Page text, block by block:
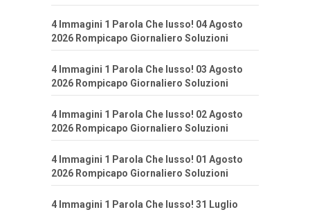
4 Immagini 1 Parola Che lusso! 04 Agosto
2026 Rompicapo Giornaliero Soluzioni
4 Immagini 1 Parola Che lusso! 03 Agosto
2026 Rompicapo Giornaliero Soluzioni
4 Immagini 1 Parola Che lusso! 02 Agosto
2026 Rompicapo Giornaliero Soluzioni
4 Immagini 1 Parola Che lusso! 01 Agosto
2026 Rompicapo Giornaliero Soluzioni
4 Immagini 1 Parola Che lusso! 31 Luglio